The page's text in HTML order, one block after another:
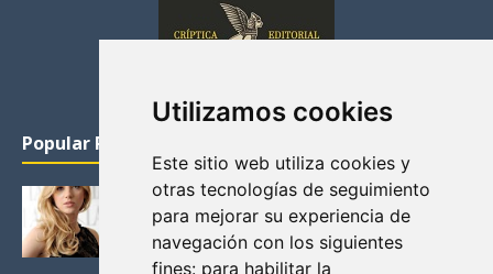
Utilizamos cookies
Este sitio web utiliza cookies y
otras tecnologías de seguimiento
para mejorar su experiencia de
navegación con los siguientes
fines: para habilitar la
Popular Posts
KATHERYN WINNICK: LA ACTRIZ MAS GUAPA DE
VIKINGOS
Junio 14, 2013